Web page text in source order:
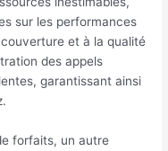
sur les performances
et à la qualité
des appels
garantissant ainsi
forfaits, un autre